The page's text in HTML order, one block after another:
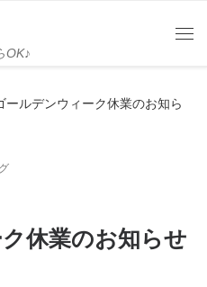
OK♪
ールデンウィーク休業のお知ら
休業のお知らせ